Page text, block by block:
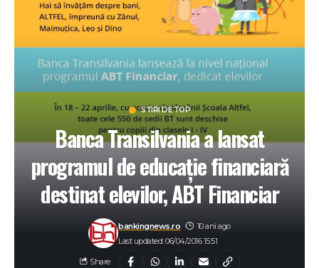
STIRI DE TOP
Banca Transilvania a lansat
programul de educație financiară
destinat elevilor, ABT Financiar
Last updated: 06/04/2016 15:51
bankingnews.ro 10 ani ago
Share